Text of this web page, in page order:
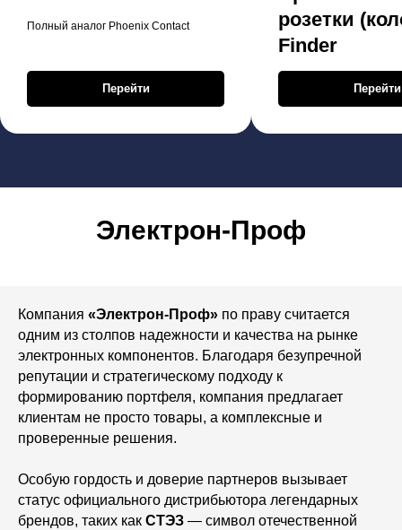
Полный аналог Phoenix Contact
Перейти
розетки
Finder
Перейти
Электрон-Проф
Компания «Электрон-Проф» по праву считается
одним из столпов надежности и качества на рынке
электронных компонентов. Благодаря безупречной
репутации и стратегическому подходу к
формированию портфеля, компания предлагает
клиентам не просто товары, а комплексные и
проверенные решения.
Особую гордость и доверие партнеров вызывает
статус официального дистрибьютора легендарных
брендов, таких как СТЭЗ — символ отечественной